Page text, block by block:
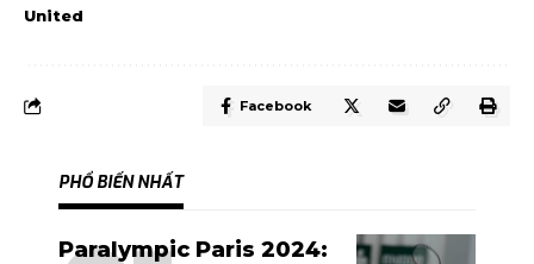
United
Facebook
PHỔ BIẾN NHẤT
Paralympic Paris 2024: